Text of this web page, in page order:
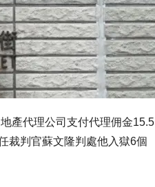
產代理公司支付代理佣金15.5
裁判官蘇文隆判處他入獄6個